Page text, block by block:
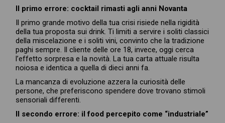
Il primo errore: cocktail rimasti agli anni Novanta
Il primo grande motivo della tua crisi risiede nella rigidità
della tua proposta sui drink. Ti limiti a servire i soliti classici
della miscelazione e i soliti vini, convinto che la tradizione
paghi sempre. Il cliente delle ore 18, invece, oggi cerca
l’effetto sorpresa e la novità. La tua carta attuale risulta
noiosa e identica a quella di dieci anni fa.
La mancanza di evoluzione azzera la curiosità delle
persone, che preferiscono spendere dove trovano stimoli
sensoriali differenti.
Il secondo errore: il food percepito come “industriale”